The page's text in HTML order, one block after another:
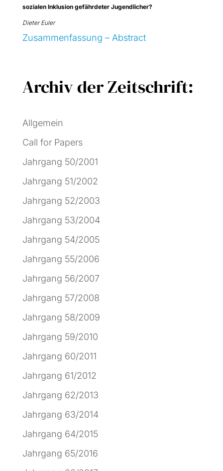
sozia­len Inklu­si­on gefähr­de­ter Jugend­li­cher?
Die­ter Euler
Zusam­men­fas­sung – Abs­tract
Archiv der Zeitschrift:
Allgemein
Call for Papers
Jahrgang 50/2001
Jahrgang 51/2002
Jahrgang 52/2003
Jahrgang 53/2004
Jahrgang 54/2005
Jahrgang 55/2006
Jahrgang 56/2007
Jahrgang 57/2008
Jahrgang 58/2009
Jahrgang 59/2010
Jahrgang 60/2011
Jahrgang 61/2012
Jahrgang 62/2013
Jahrgang 63/2014
Jahrgang 64/2015
Jahrgang 65/2016